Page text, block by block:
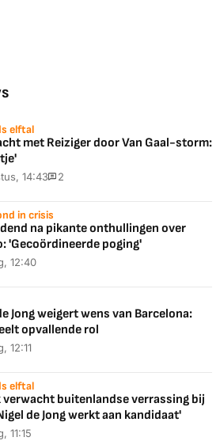
elftal
met Reiziger door Van Gaal-storm:
14:43 2
in crisis
na pikante onthullingen over
'Gecoördineerde poging'
12:40
Jong weigert wens van Barcelona:
opvallende rol
12:11
elftal
verwacht buitenlandse verrassing bij
de Jong werkt aan kandidaat'
11:15